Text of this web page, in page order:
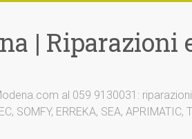
| Riparazioni
al 059 9130031:
ERREKA, SEA, APRIMATIC,